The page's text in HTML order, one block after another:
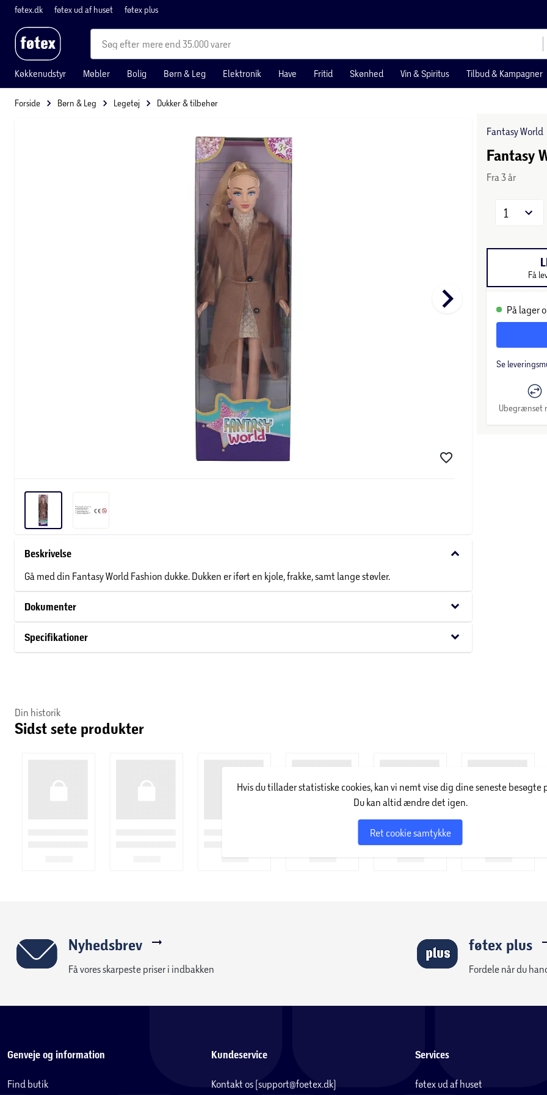
føtex.dk føtex ud af huset føtex plus
mere end 35.000 varer
Køkkenudstyr Møbler Bolig Børn & Leg Elektronik Have Fritid Skønhed Vin & Spiritus Tilbud & Kampagner
Forside Børn & Leg Legetøj Dukker & tilbehør
keyboard_arrow_right
Beskrivelse keyboard_arrow_down
Gå med din Fantasy World Fashion dukke. Dukken er iført en kjole, frakke, samt lange støvler.
Dokumenter keyboard_arrow_down
Specifikationer keyboard_arrow_down
Fantasy World
Fantasy
Fra 3 år
1
Få
På lager
Se
Ubegrænset
Din historik
Sidst sete produkter
Hvis du tillader statistiske cookies, kan vi nemt vise dig dine seneste besøgte
Du kan altid ændre det igen.
Ret cookie samtykke
Nyhedsbrev
Få vores skarpeste priser i indbakken
føtex plus
Fordele når du
Genveje og information
Find butik
Kundeservice
Kontakt os (support@foetex.dk)
Services
føtex ud af huset